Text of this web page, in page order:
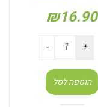
₪16.90
הוספה לסל